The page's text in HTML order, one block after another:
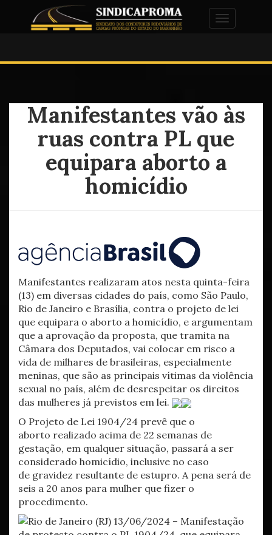
Alternar
Manifestantes vão às
ruas contra PL que
equipara aborto a
homicídio
Manifestantes realizaram atos nesta quinta-feira
(13) em diversas cidades do país, como São Paulo,
Rio de Janeiro e Brasília, contra o projeto de lei
que equipara o aborto a homicídio, e argumentam
que a aprovação da proposta, que tramita na
Câmara dos Deputados, vai colocar em risco a
vida de milhares de brasileiras, especialmente
meninas, que são as principais vítimas da violência
sexual no país, além de desrespeitar os direitos
das mulheres já previstos em lei.
O Projeto de Lei 1904/24 prevê que o
aborto realizado acima de 22 semanas de
gestação, em qualquer situação, passará a ser
considerado homicídio, inclusive no caso
de gravidez resultante de estupro. A pena será de
seis a 20 anos para mulher que fizer o
procedimento.